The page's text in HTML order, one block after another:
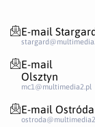
E-mail
E-mail
Olsztyn
mc1@multimedia2.pl
E-mail Ostróda